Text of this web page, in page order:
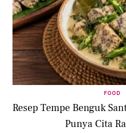
FOOD
Resep Tempe Benguk
Punya Cita